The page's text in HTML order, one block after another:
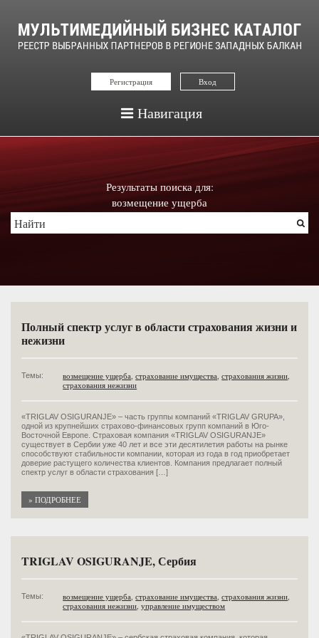
Регистрация Вход
Навигация
Результаты поиска для:
возмещение ущерба
Полный спектр услуг в области страхования жизни и
нежизни
Темы: возмещение ущерба,страхование имущества,страхования жизни,
страхования нежизни
«TRIGLAV OSIGURANJE» – часть группы компаний «TRIGLAV GRUPA»,
одной из крупнейших страхово-финансовых групп компаний в Юго-
Восточной Европе. Страховая компания «TRIGLAV OSIGURANJE»
существует в Сербии уже 40 лет и все эти десятилетия работы на рынке
способствуют стабильности компании, которая из года в год приобретает
доверие растущего количества клиентов. Компания предлагает полный
спектр услуг в области страхования […]
» ПОДРОБНЕЕ
TRIGLAV OSIGURANJE, Сербия
Темы: возмещение ущерба,страхование имущества,страхования жизни,
страхования нежизни,управление имуществом